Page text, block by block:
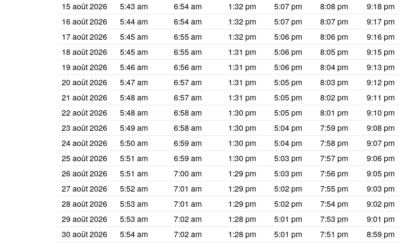
15 août 2026
5:43 am 6:54 am 1:32 pm 5:07 pm 8:08 pm
9:18 pm
16 août 2026
5:44 am 6:54 am 1:32 pm 5:07 pm 8:07 pm
9:17 pm
17 août 2026
5:45 am 6:55 am 1:32 pm 5:06 pm 8:06 pm
9:16 pm
18 août 2026
5:45 am 6:55 am 1:31 pm 5:06 pm 8:05 pm
9:15 pm
19 août 2026
5:46 am 6:56 am 1:31 pm 5:06 pm 8:04 pm
9:13 pm
20 août 2026
5:47 am 6:57 am 1:31 pm 5:05 pm 8:03 pm
9:12 pm
21 août 2026
5:48 am 6:57 am 1:31 pm 5:05 pm 8:02 pm
9:11 pm
22 août 2026
5:48 am 6:58 am 1:30 pm 5:05 pm 8:01 pm
9:10 pm
23 août 2026
5:49 am 6:58 am 1:30 pm 5:04 pm 7:59 pm
9:08 pm
24 août 2026
5:50 am 6:59 am 1:30 pm 5:04 pm 7:58 pm
9:07 pm
25 août 2026
5:51 am 6:59 am 1:30 pm 5:03 pm 7:57 pm
9:06 pm
26 août 2026
5:51 am 7:00 am 1:29 pm 5:03 pm 7:56 pm
9:05 pm
27 août 2026
5:52 am 7:01 am 1:29 pm 5:02 pm 7:55 pm
9:03 pm
28 août 2026
5:53 am 7:01 am 1:29 pm 5:02 pm 7:54 pm
9:02 pm
29 août 2026
5:53 am 7:02 am 1:28 pm 5:01 pm 7:53 pm
9:01 pm
30 août 2026
5:54 am 7:02 am 1:28 pm 5:01 pm 7:51 pm
8:59 pm